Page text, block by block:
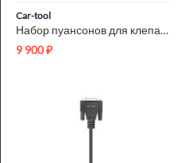
Car-tool
Набор пуансонов для клепального станка Car-Tool CT-N0919
9 900₽